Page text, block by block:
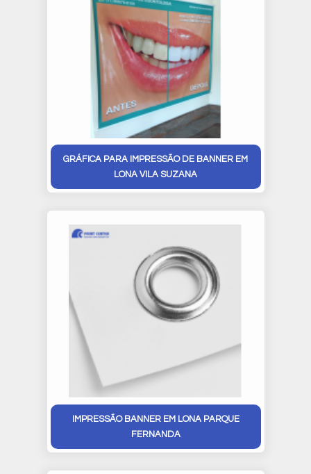
GRÁFICA PARA IMPRESSÃO DE BANNER EM
LONA VILA SUZANA
IMPRESSÃO BANNER EM LONA PARQUE
FERNANDA